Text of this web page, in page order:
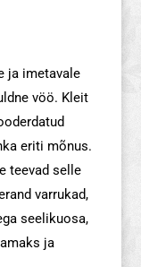
ja imetavale
vöö. Kleit
eriti mõnus.
teevad selle
varrukad,
seelikuosa,
ja